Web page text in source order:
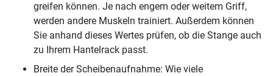
greifen können. Je nach engem oder weitem Griff,
werden andere Muskeln trainiert. Außerdem können
Sie anhand dieses Wertes prüfen, ob die Stange auch
zu Ihrem Hantelrack passt.
Breite der Scheibenaufnahme: Wie viele